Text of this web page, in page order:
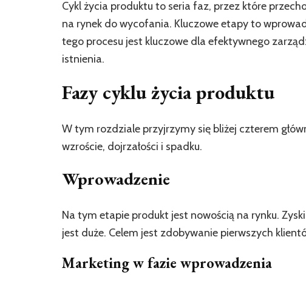
Cykl życia produktu to seria faz, przez które
na rynek do wycofania. Kluczowe etapy to
tego procesu jest kluczowe dla efektywnego
istnienia.
Fazy cyklu życia produktu
W tym rozdziale przyjrzymy się bliżej czterem
wzroście, dojrzałości i spadku.
Wprowadzenie
Na tym etapie produkt jest nowością na rynku.
jest duże. Celem jest zdobywanie pierwszych
Marketing w fazie wprowadzenia